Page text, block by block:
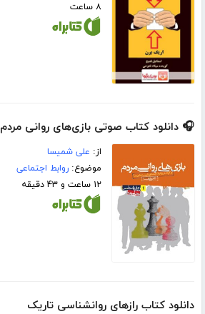
۸ ساعت
🎧 دانلود کتاب صوتی بازی‌های روانی مردم
از: علی شمیسا
موضوع:روابط اجتماعی
۱۲ ساعت و ۴۳ دقیقه
دانلود کتاب رازهای روانشناسی تاریک